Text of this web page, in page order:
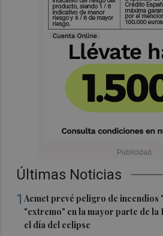
Últimas Noticias
1Aemet prevé peligro de incendios
"extremo" en la mayor parte de la
el día del eclipse